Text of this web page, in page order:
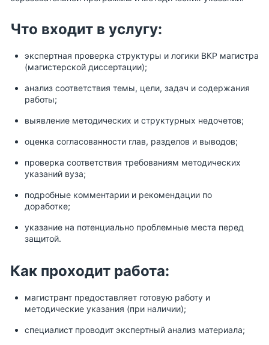
Что входит в услугу:
экспертная проверка структуры и логики ВКР магистра
(магистерской диссертации);
анализ соответствия темы, цели, задач и содержания
работы;
выявление методических и структурных недочетов;
оценка согласованности глав, разделов и выводов;
проверка соответствия требованиям методических
указаний вуза;
подробные комментарии и рекомендации по
доработке;
указание на потенциально проблемные места перед
защитой.
Как проходит работа:
магистрант предоставляет готовую работу и
методические указания (при наличии);
специалист проводит экспертный анализ материала;